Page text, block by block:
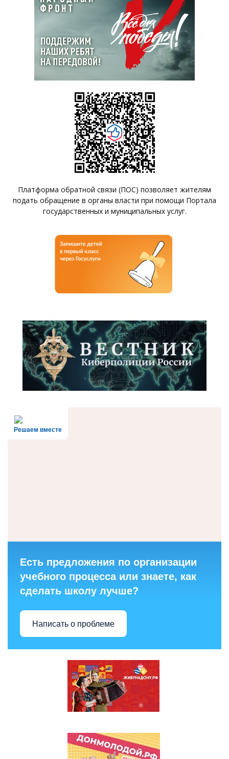
Платформа обратной связи (ПОС) позволяет жителям
подать обращение в органы власти при помощи Портала
государственных и муниципальных услуг.
Решаем вместе
Есть предложения по организации
учебного процесса или знаете, как
сделать школу лучше?
Написать о проблеме